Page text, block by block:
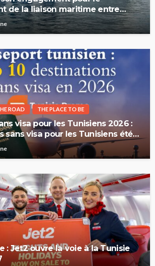
de la liaison maritime entre
ROAD THE PLACE TO BE
visa pour les Tunisiens 2026 :
sans visa pour les Tunisiens été
: Jet2 ouvre la voie à la Tunisie